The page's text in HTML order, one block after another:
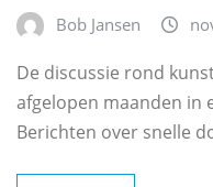
Bob Jansen
De discussie rond
afgelopen maanden in
Berichten over snelle